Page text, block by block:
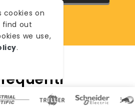
cookies on
find out
we use,
.